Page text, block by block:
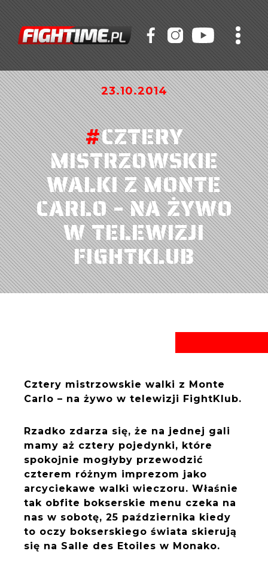
23.10.2014
#CZTERY
MISTRZOWSKIE
WALKI Z MONTE
CARLO – NA ŻYWO
W TELEWIZJI
FIGHTKLUB
Cztery mistrzowskie walki z Monte
Carlo – na żywo w telewizji FightKlub.
Rzadko zdarza się, że na jednej gali
mamy aż cztery pojedynki, które
spokojnie mogłyby przewodzić
czterem różnym imprezom jako
arcyciekawe walki wieczoru. Właśnie
tak obfite bokserskie menu czeka na
nas w sobotę, 25 października kiedy
to oczy bokserskiego świata skierują
się na Salle des Etoiles w Monako.